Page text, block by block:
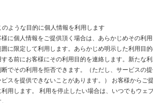
のような目的に個人情報を利用します
様に個人情報をご提供頂く場合は、あらかじめその利
囲に限定して利用します。あらかじめ明示した利用目
する前にお客様にその利用目的を連絡します。新たな
断でその利用を拒否できます。（ただし、サービスの
ビスを提供できないことがあります。） お客様からご
利用します。 利用を停止したい場合は、いつでもウェ